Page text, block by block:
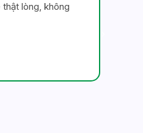
lòng, không